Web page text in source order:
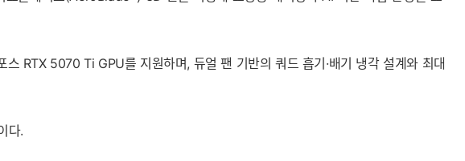
RTX 5070 Ti GPU를 지원하며, 듀얼 팬 기반의 쿼드 흡기·배기 냉각 설계와 최대
다.